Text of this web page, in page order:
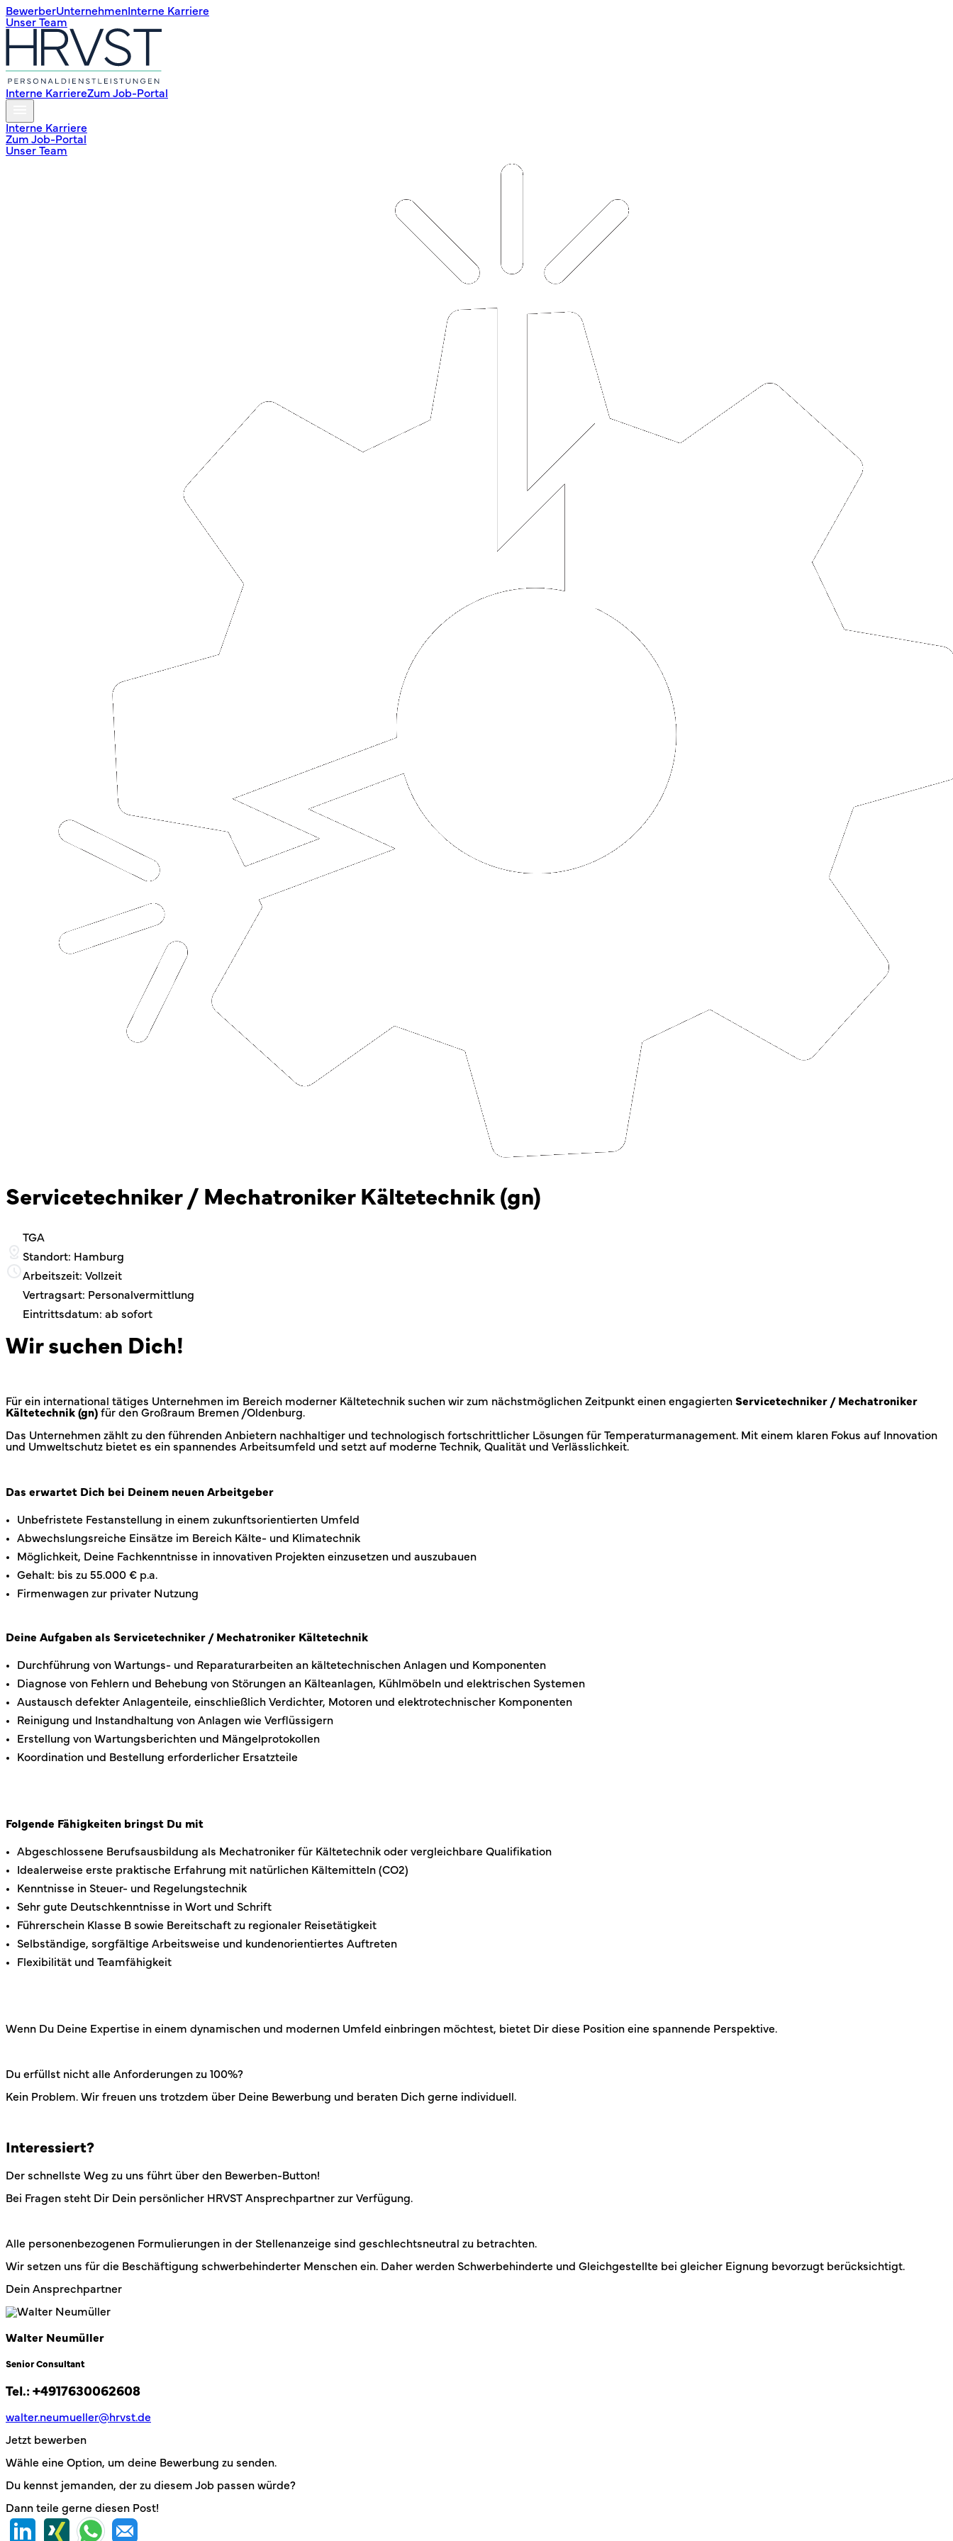
BewerberUnternehmen Interne Karriere
Unser Team
Interne KarriereZum Job-Portal
Interne Karriere
Zum Job-Portal
Unser Team
Servicetechniker / Mechatroniker Kältetechnik (gn)
TGA
Standort: Hamburg
Arbeitszeit: Vollzeit
Vertragsart: Personalvermittlung
Eintrittsdatum: ab sofort
Wir suchen Dich!
Für ein international tätiges Unternehmen im Bereich moderner Kältetechnik suchen wir zum nächstmöglichen Zeitpunkt einen engagierten Servicetechniker / Mechatroniker
Kältetechnik (gn) für den Großraum Bremen /Oldenburg.
Das Unternehmen zählt zu den führenden Anbietern nachhaltiger und technologisch fortschrittlicher Lösungen für Temperaturmanagement. Mit einem klaren Fokus auf Innovation
und Umweltschutz bietet es ein spannendes Arbeitsumfeld und setzt auf moderne Technik, Qualität und Verlässlichkeit.
Das erwartet Dich bei Deinem neuen Arbeitgeber
Unbefristete Festanstellung in einem zukunftsorientierten Umfeld
Abwechslungsreiche Einsätze im Bereich Kälte- und Klimatechnik
Möglichkeit, Deine Fachkenntnisse in innovativen Projekten einzusetzen und auszubauen
Gehalt: bis zu 55.000 € p.a.
Firmenwagen zur privater Nutzung
Deine Aufgaben als Servicetechniker / Mechatroniker Kältetechnik
Durchführung von Wartungs- und Reparaturarbeiten an kältetechnischen Anlagen und Komponenten
Diagnose von Fehlern und Behebung von Störungen an Kälteanlagen, Kühlmöbeln und elektrischen Systemen
Austausch defekter Anlagenteile, einschließlich Verdichter, Motoren und elektrotechnischer Komponenten
Reinigung und Instandhaltung von Anlagen wie Verflüssigern
Erstellung von Wartungsberichten und Mängelprotokollen
Koordination und Bestellung erforderlicher Ersatzteile
Folgende Fähigkeiten bringst Du mit
Abgeschlossene Berufsausbildung als Mechatroniker für Kältetechnik oder vergleichbare Qualifikation
Idealerweise erste praktische Erfahrung mit natürlichen Kältemitteln (CO2)
Kenntnisse in Steuer- und Regelungstechnik
Sehr gute Deutschkenntnisse in Wort und Schrift
Führerschein Klasse B sowie Bereitschaft zu regionaler Reisetätigkeit
Selbständige, sorgfältige Arbeitsweise und kundenorientiertes Auftreten
Flexibilität und Teamfähigkeit
Wenn Du Deine Expertise in einem dynamischen und modernen Umfeld einbringen möchtest, bietet Dir diese Position eine spannende Perspektive.
Du erfüllst nicht alle Anforderungen zu 100%?
Kein Problem. Wir freuen uns trotzdem über Deine Bewerbung und beraten Dich gerne individuell.
Interessiert?
Der schnellste Weg zu uns führt über den Bewerben-Button!
Bei Fragen steht Dir Dein persönlicher HRVST Ansprechpartner zur Verfügung.
Alle personenbezogenen Formulierungen in der Stellenanzeige sind geschlechtsneutral zu betrachten.
Wir setzen uns für die Beschäftigung schwerbehinderter Menschen ein. Daher werden Schwerbehinderte und Gleichgestellte bei gleicher Eignung bevorzugt berücksichtigt.
Dein Ansprechpartner
Walter Neumüller
Senior Consultant
Tel.: +4917630062608
walter.neumueller@hrvst.de
Jetzt bewerben
Wähle eine Option, um deine Bewerbung zu senden.
Du kennst jemanden, der zu diesem Job passen würde?
Dann teile gerne diesen Post!